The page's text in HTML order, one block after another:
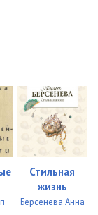
Стильная
жизнь
Берсенева Анна